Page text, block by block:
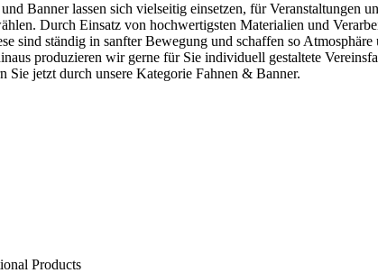
Banner lassen sich vielseitig einsetzen, für Veranstaltungen
Durch Einsatz von hochwertigsten Materialien und
sind ständig in sanfter Bewegung und schaffen so
produzieren wir gerne für Sie individuell gestaltete
Sie jetzt durch unsere Kategorie Fahnen & Banner.
Products